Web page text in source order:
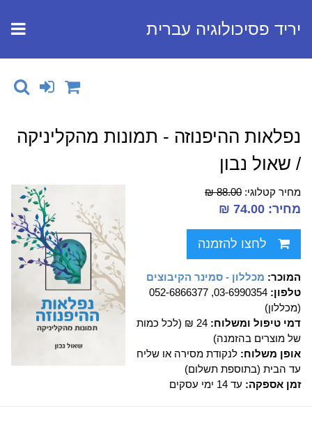
יריד פסיכולוגיה עברית
נפלאות ההיפנוזה - תמונות מהקליניקה
/ שאול נבון
מחיר קטלוגי: 88.00 ₪
מחיר: 74.00 ₪
לחצו להזמנה
המוכר: מכללון - סמינר הקיבוצים
טלפון:
03-6990354, 052-6866377
(מכללון)
דמי טיפול ומשלוח:
24 ₪ (לכל כמות
של מוצרים בהזמנה)
אופן משלוח: לנקודת מסירה או שליח
עד הבית (בתוספת תשלום)
זמן אספקה: עד 14 ימי עסקים